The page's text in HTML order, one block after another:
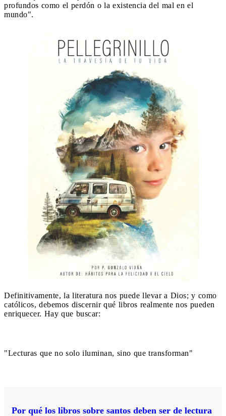
profundos como el perdón o la existencia del mal en el
mundo".
Definitivamente, la literatura nos puede llevar a Dios; y como
católicos, debemos discernir qué libros realmente nos pueden
enriquecer. Hay que buscar:
"Lecturas que no solo iluminan, sino que transforman"
Por qué los libros sobre santos deben ser de lectura